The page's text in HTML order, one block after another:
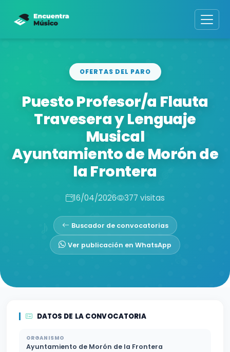
OFERTAS DEL PARO
Puesto Profesor/a Flauta
Travesera y Lenguaje
Musical
Ayuntamiento de Morón de
la Frontera
16/04/2026 377 visitas
Buscador de convocatorias
Ver publicación en WhatsApp
DATOS DE LA CONVOCATORIA
ORGANISMO
Ayuntamiento de Morón de la Frontera